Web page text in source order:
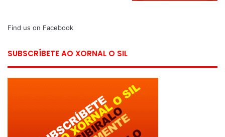
Find us on Facebook
SUBSCRÍBETE AO XORNAL O SIL